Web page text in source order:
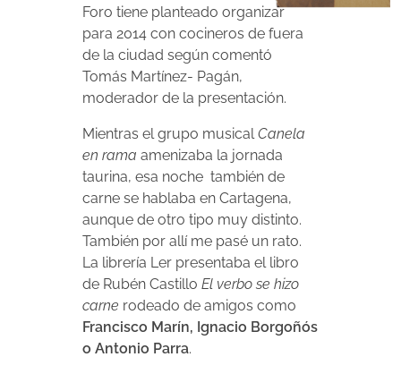
Foro tiene planteado organizar
para 2014 con cocineros de fuera
de la ciudad según comentó
Tomás Martínez- Pagán,
moderador de la presentación.
Mientras el grupo musicalCanela
en rama amenizaba la jornada
taurina, esa noche también de
carne se hablaba en Cartagena,
aunque de otro tipo muy distinto.
También por allí me pasé un rato.
La librería Ler presentaba el libro
de Rubén Castillo El verbo se hizo
carne rodeado de amigos como
Francisco Marín, Ignacio Borgoñós
o Antonio Parra.